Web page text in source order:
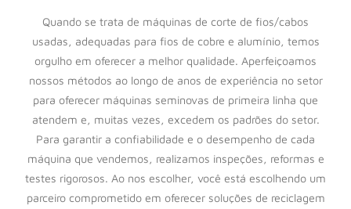
Quando se trata de máquinas de corte de fios/cabos
usadas, adequadas para fios de cobre e alumínio, temos
orgulho em oferecer a melhor qualidade. Aperfeiçoamos
nossos métodos ao longo de anos de experiência no setor
para oferecer máquinas seminovas de primeira linha que
atendem e, muitas vezes, excedem os padrões do setor.
Para garantir a confiabilidade e o desempenho de cada
máquina que vendemos, realizamos inspeções, reformas e
testes rigorosos. Ao nos escolher, você está escolhendo um
parceiro comprometido em oferecer soluções de reciclagem